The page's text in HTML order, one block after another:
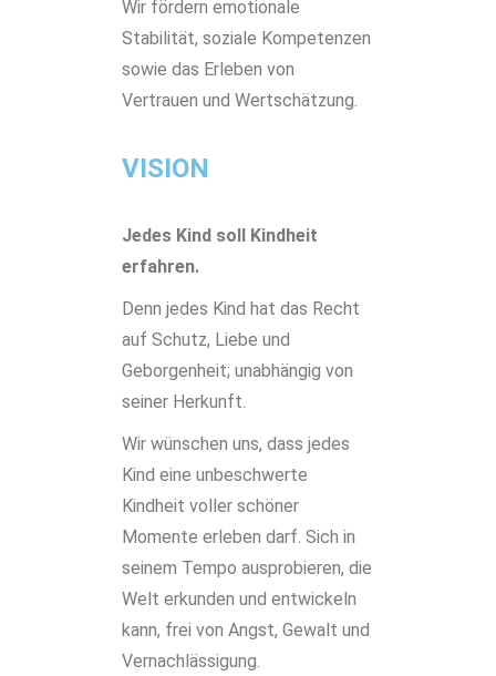
Wir fördern emotionale
Stabilität, soziale Kompetenzen
sowie das Erleben von
Vertrauen und Wertschätzung.
VISION
Jedes Kind soll Kindheit
erfahren.
Denn jedes Kind hat das Recht
auf Schutz, Liebe und
Geborgenheit; unabhängig von
seiner Herkunft.
Wir wünschen uns, dass jedes
Kind eine unbeschwerte
Kindheit voller schöner
Momente erleben darf. Sich in
seinem Tempo ausprobieren, die
Welt erkunden und entwickeln
kann, frei von Angst, Gewalt und
Vernachlässigung.